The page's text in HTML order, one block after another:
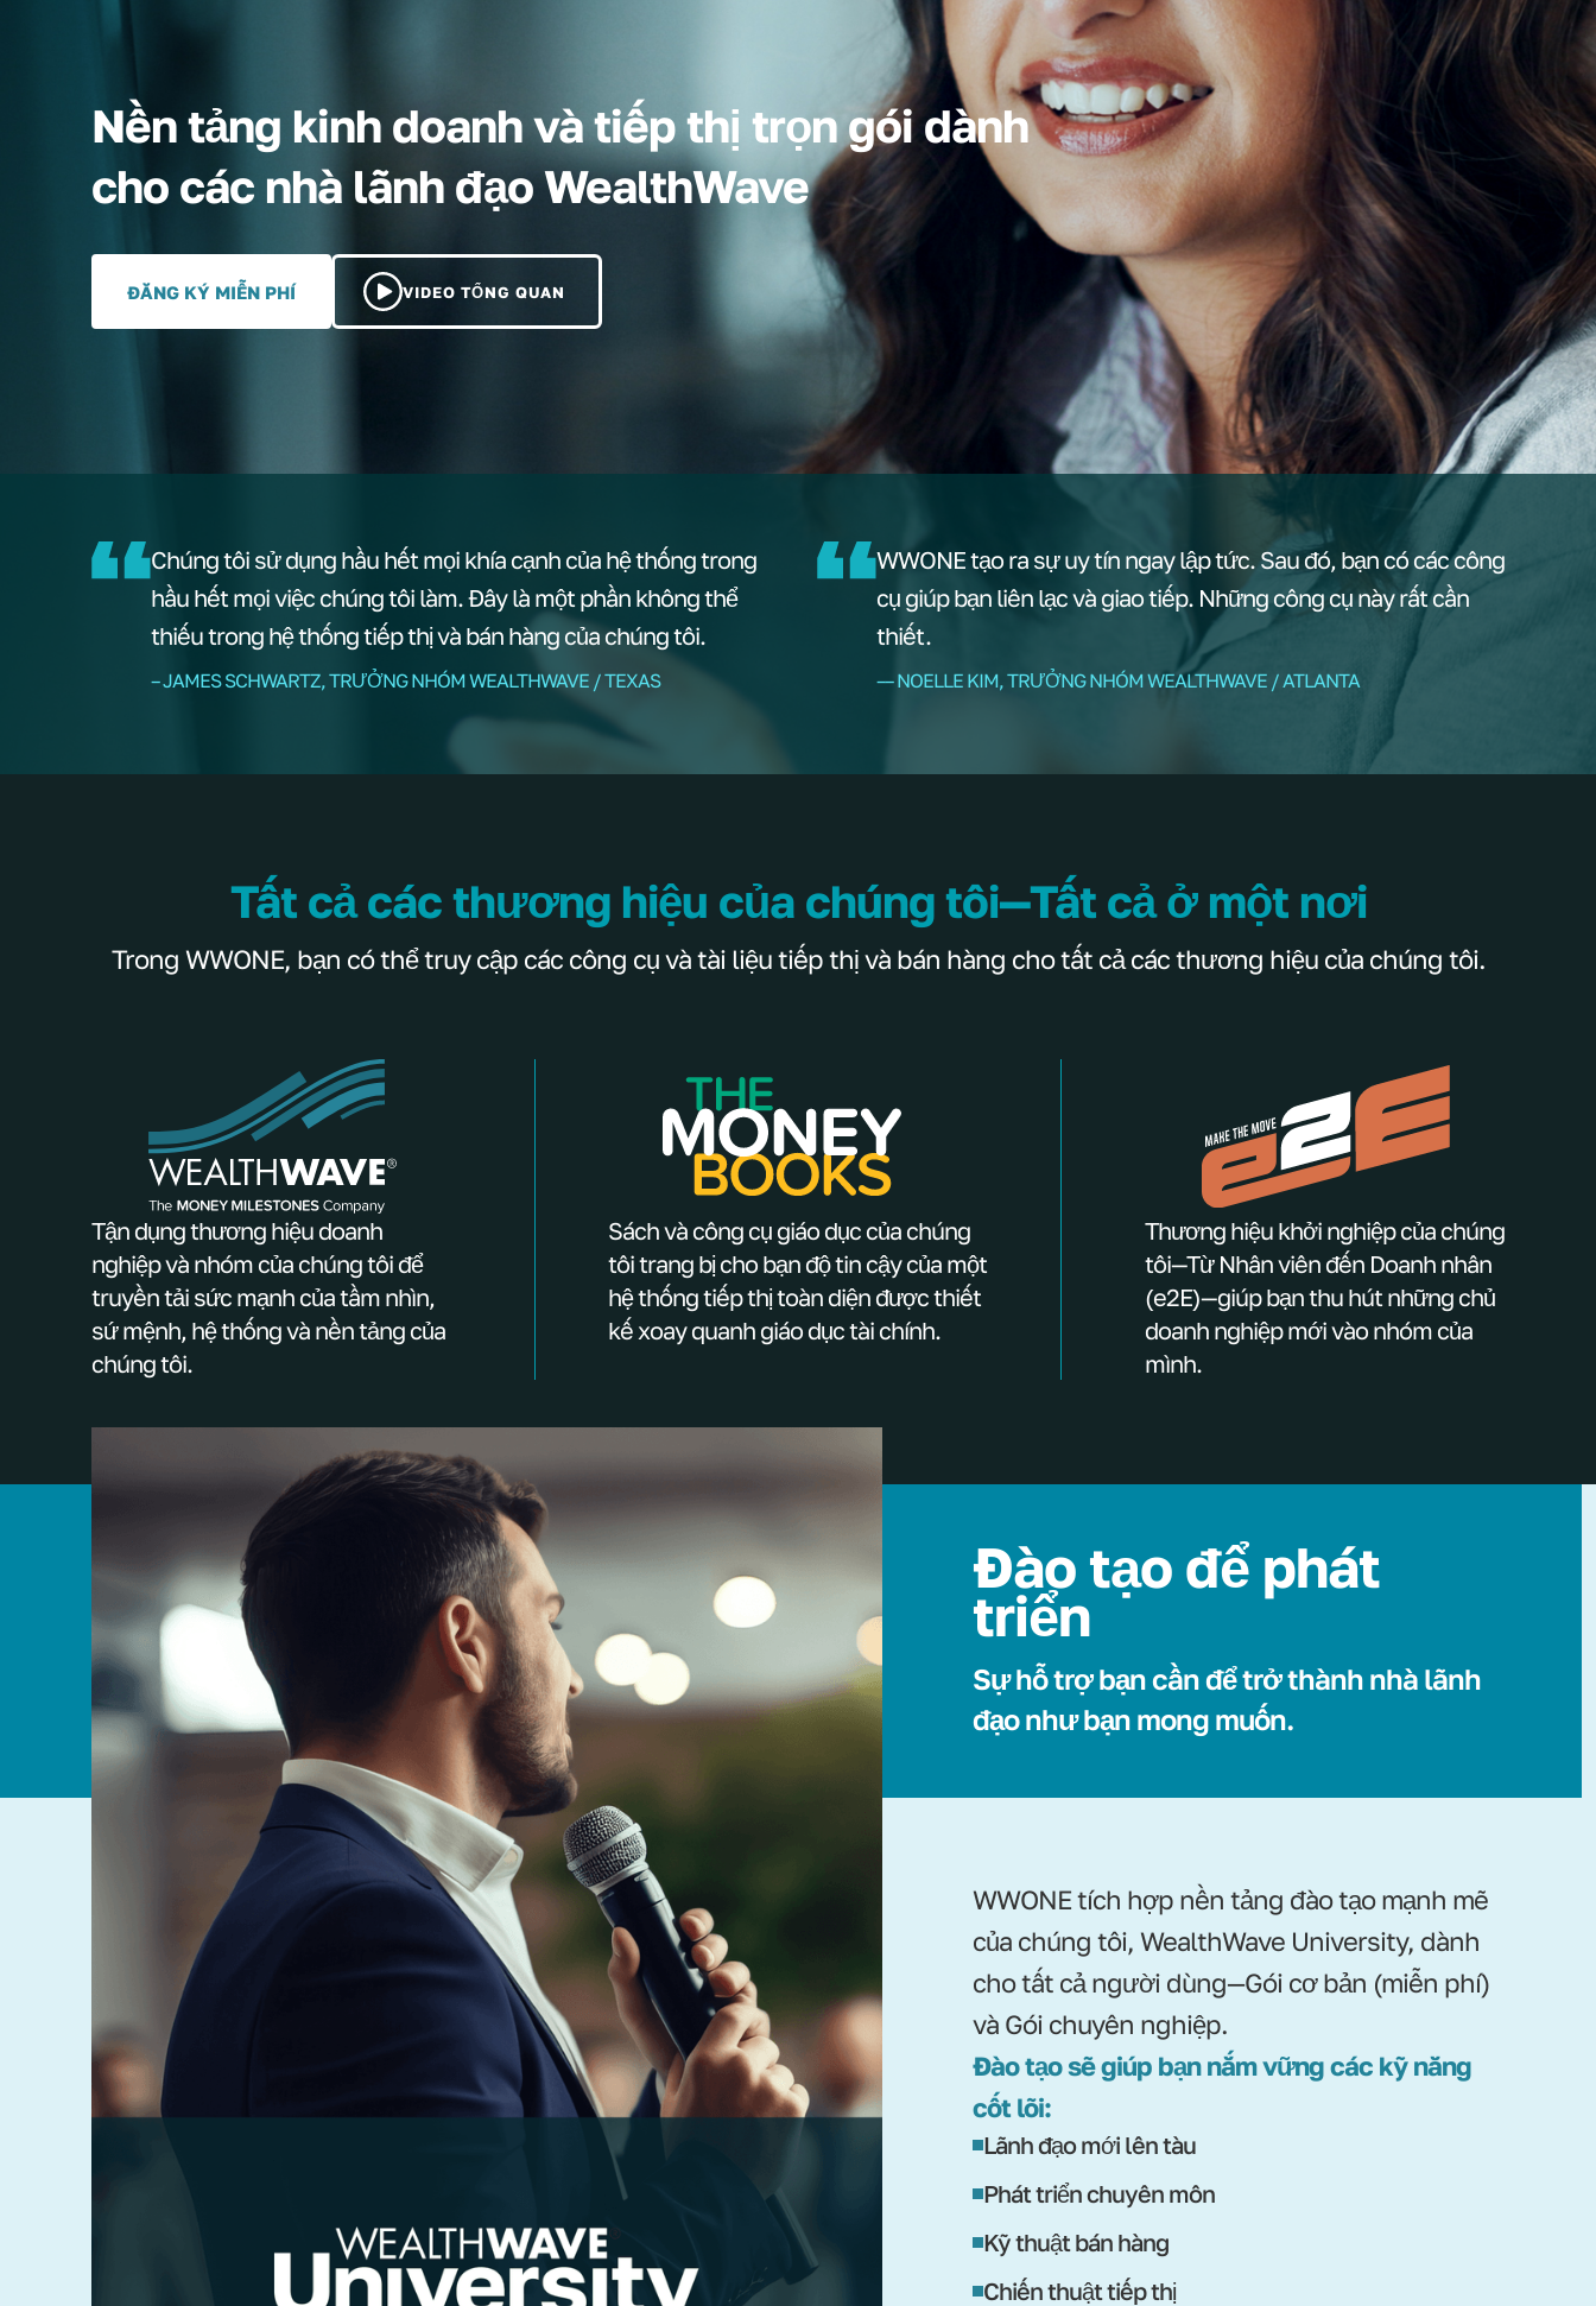
Nền tảng kinh doanh và tiếp thị trọn gói dành
cho các nhà lãnh đạo WealthWave
ĐĂNG KÝ MIỄN PHÍ VIDEO TỔNG QUAN
Chúng tôi sử dụng hầu hết mọi khía cạnh của hệ thống trong
hầu hết mọi việc chúng tôi làm. Đây là một phần không thể
thiếu trong hệ thống tiếp thị và bán hàng của chúng tôi.
– JAMES SCHWARTZ, TRƯỞNG NHÓM WEALTHWAVE / TEXAS
WWONE tạo ra sự uy tín ngay lập tức. Sau đó, bạn có các công
cụ giúp bạn liên lạc và giao tiếp. Những công cụ này rất cần
thiết.
–– NOELLE KIM, TRƯỞNG NHÓM WEALTHWAVE / ATLANTA
Tất cả các thương hiệu của chúng tôi—Tất cả ở một nơi
Trong WWONE, bạn có thể truy cập các công cụ và tài liệu tiếp thị và bán hàng cho tất cả các thương hiệu của chúng tôi.
Tận dụng thương hiệu doanh
nghiệp và nhóm của chúng tôi để
truyền tải sức mạnh của tầm nhìn,
sứ mệnh, hệ thống và nền tảng của
chúng tôi.
Sách và công cụ giáo dục của chúng
tôi trang bị cho bạn độ tin cậy của một
hệ thống tiếp thị toàn diện được thiết
kế xoay quanh giáo dục tài chính.
Thương hiệu khởi nghiệp của chúng
tôi—Từ Nhân viên đến Doanh nhân
(e2E)—giúp bạn thu hút những chủ
doanh nghiệp mới vào nhóm của
mình.
Đào tạo để phát
triển
Sự hỗ trợ bạn cần để trở thành nhà lãnh
đạo như bạn mong muốn.
WWONE tích hợp nền tảng đào tạo mạnh mẽ
của chúng tôi, WealthWave University, dành
cho tất cả người dùng—Gói cơ bản (miễn phí)
và Gói chuyên nghiệp.
Đào tạo sẽ giúp bạn nắm vững các kỹ năng
cốt lõi:
Lãnh đạo mới lên tàu
Phát triển chuyên môn
Kỹ thuật bán hàng
Chiến thuật tiếp thị